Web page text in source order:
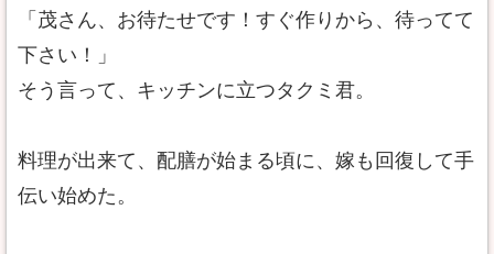
「茂さん、お待たせです！すぐ作りから、待ってて
下さい！」
そう言って、キッチンに立つタクミ君。
料理が出来て、配膳が始まる頃に、嫁も回復して手
伝い始めた。